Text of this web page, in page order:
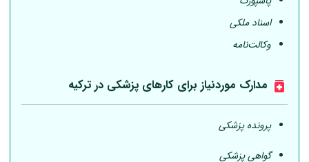
اسناد ملکی
وکالت‌نامه
مدارک موردنیاز برای کارهای پزشکی در ترکیه
پرونده پزشکی
گواهی پزشکی